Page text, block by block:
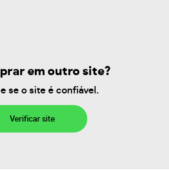
em outro site?
se o site é confiável.
Verificar site